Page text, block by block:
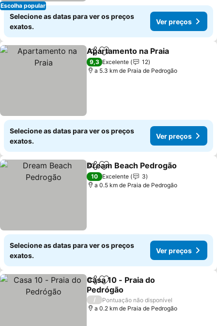
Escolha popular
Selecione as datas para ver os preços
exatos.
Ver preços
PartilharAdicionar aos favoritos
Apartamento na Praia
9,3 Excelente
12
a 5.3 km de Praia de Pedrogão
Selecione as datas para ver os preços
exatos.
Ver preços
PartilharAdicionar aos favoritos
Dream Beach Pedrogão
10 Excelente
3
a 0.5 km de Praia de Pedrogão
Selecione as datas para ver os preços
exatos.
Ver preços
PartilharAdicionar aos favoritos
Casa 10 - Praia do
Pedrógão
Ver preços
/
Pontuação não disponível
a 0.2 km de Praia de Pedrogão